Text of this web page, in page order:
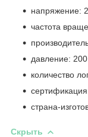
напряжение:
частота
давление:
количество
страна-
Скрыть